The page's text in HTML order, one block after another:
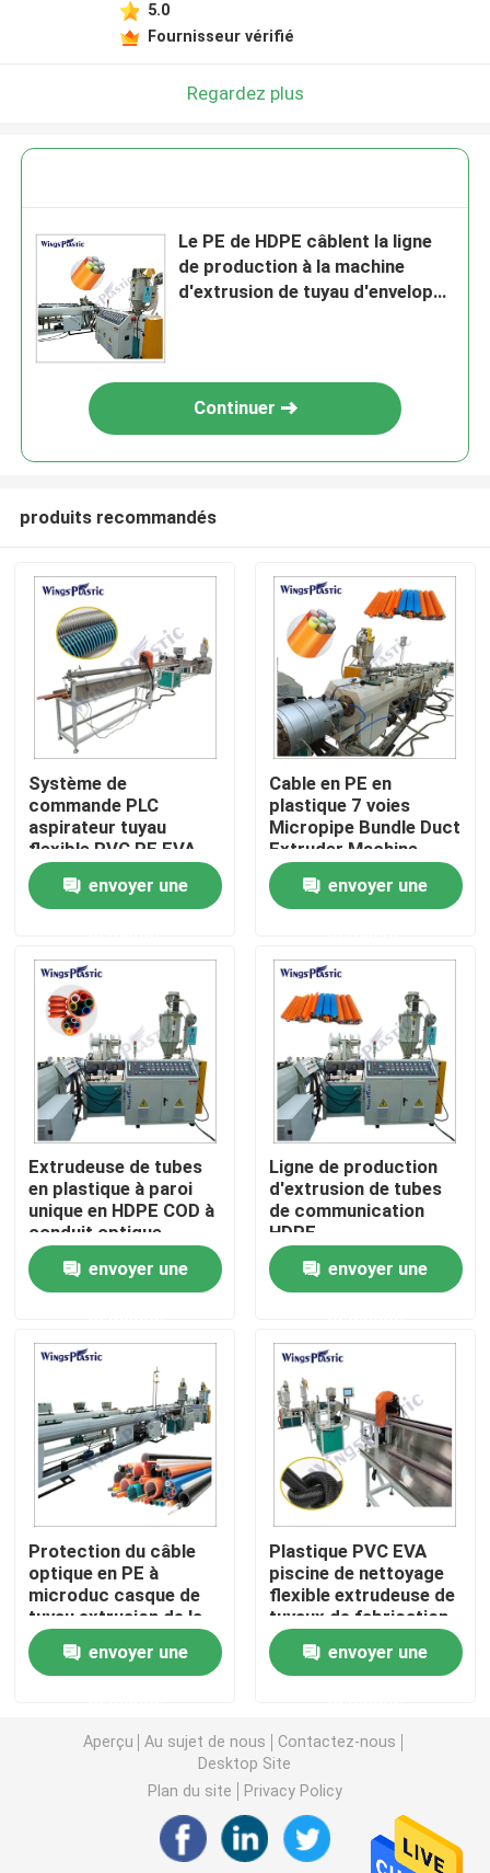
Maison
Produits
Au sujet de nous
Visite d'usine
Contrôle de qualité
Contactez-nous
Machine en plastique d'extrudeuse de tuyau
Ligne en plastique d'extrusion de tuyau
Machine d'extrudeuse de tuyau de HDPE
Machine d'extrudeuse de tuyau de PVC
Chaîne de production de tuyau de PPR
Machine d'extrudeuse de tuyau de PE
Machine ondulée d'extrudeuse de tuyau
Pp attachent la chaîne de production
Machine en plastique d'extrudeuse de feuille
5.0
Fournisseur vérifié
Regardez plus
Le PE de HDPE câblent la ligne
de production à la machine
d'extrusion de tuyau d'enveloppe
Continuer
produits recommandés
Système de
commande PLC
aspirateur tuyau
flexible PVC PE EVA
machine d'extrusion
de tuyau en plastique
envoyer une
Cable en PE en
plastique 7 voies
Micropipe Bundle Duct
Extruder Machine
Machine d'extrusion
de tuyaux en plastique
envoyer une
Extrudeuse de tubes
en plastique à paroi
unique en HDPE COD à
conduit optique
ondulé
envoyer une
Ligne de production
d'extrusion de tubes
de communication
HDPE
envoyer une
Protection du câble
optique en PE à
microduc casque de
tuyau extrusion de la
ligne de fabrication de
la machine à vis unique
envoyer une
Plastique PVC EVA
piscine de nettoyage
flexible extrudeuse de
tuyaux de fabrication
de machine ligne de
productionenvoyer une
Aperçu Au sujet de nous
Contactez-nous
Desktop Site
Plan du site
Privacy Policy